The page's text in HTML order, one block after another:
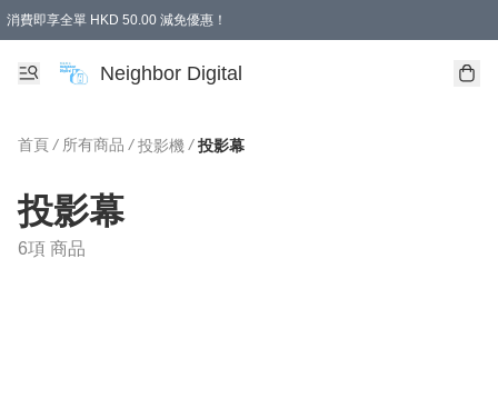
消費即享全單 HKD 50.00 減免優惠！
Neighbor Digital
首頁 / 所有商品 / 投影機 / 投影幕
投影幕
6項 商品